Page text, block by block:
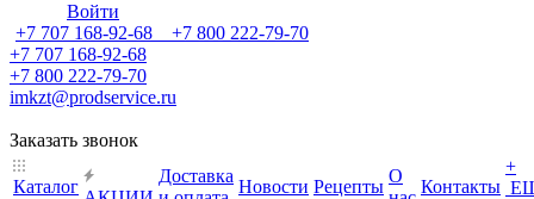
Войти
+7 707 168-92-68 +7 800 222-79-70
+7 707 168-92-68
+7 800 222-79-70
imkzt@prodservice.ru
Заказать звонок
Каталог
Доставка
Новости Рецепты
О
Контакты
+